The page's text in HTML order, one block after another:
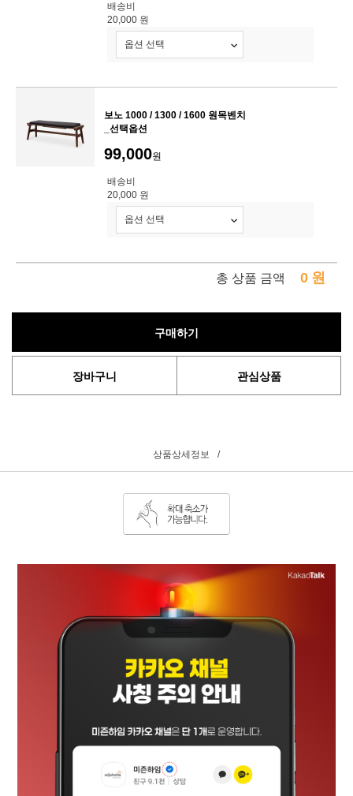
배송비
20,000 원
보노 1000 / 1300 / 1600 원목벤치
_선택옵션
99,000원
배송비
20,000 원
총 상품 금액 0 원
구매하기
장바구니 관심상품
상품상세정보